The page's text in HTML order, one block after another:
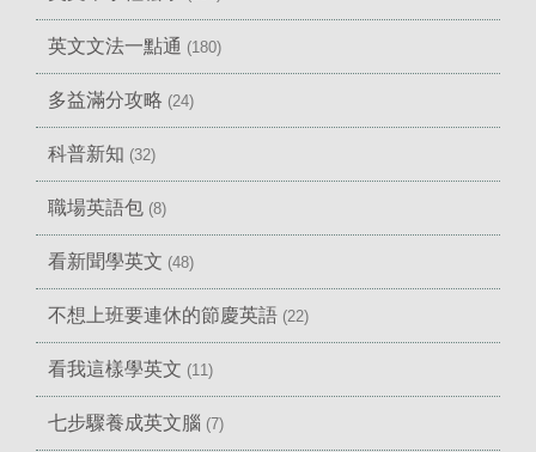
英文文法一點通 (180)
多益滿分攻略 (24)
科普新知 (32)
職場英語包 (8)
看新聞學英文 (48)
不想上班要連休的節慶英語 (22)
看我這樣學英文 (11)
七步驟養成英文腦 (7)